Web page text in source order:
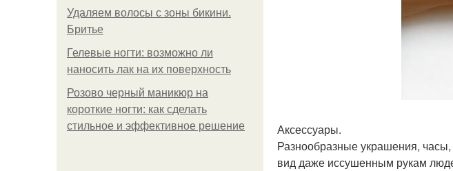
Удаляем волосы с зоны бикини.
Бритье
Гелевые ногти: возможно ли
наносить лак на их поверхность
Розово черный маникюр на
короткие ногти: как сделать
стильное и эффективное решение
Аксессуары.
Разнообразные украшения,
вид даже иссушенным рукам